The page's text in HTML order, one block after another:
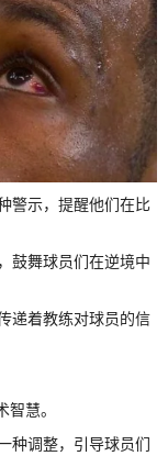
警示，提醒他们在比
鼓舞球员们在逆境中
递着教练对球员的信
慧。
种调整，引导球员们